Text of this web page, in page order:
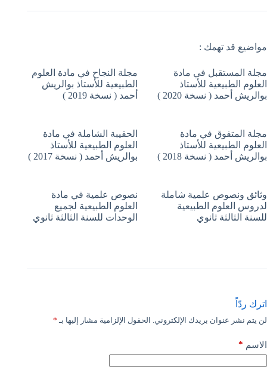
مواضيع قد تهمك :
مجلة المستقبل في مادة
العلوم الطبيعية للأستاذ
بوالريش أحمد ( نسخة 2020 )
مجلة النجاح في مادة العلوم
الطبيعية للأستاذ بوالريش
أحمد ( نسخة 2019 )
مجلة المتفوق في مادة
العلوم الطبيعية للأستاذ
بوالريش أحمد ( نسخة 2018 )
الحقيبة الشاملة في مادة
العلوم الطبيعية للأستاذ
بوالريش أحمد ( نسخة 2017 )
وثائق ونصوص علمية شاملة
لدروس العلوم الطبيعية
للسنة الثالثة ثانوي
نصوص علمية في مادة
العلوم الطبيعية لجميع
الوحدات للسنة الثالثة ثانوي
اترك ردّاً
لن يتم نشر عنوان بريدك الإلكتروني. الحقول الإلزامية مشار إليها بـ *
الاسم *